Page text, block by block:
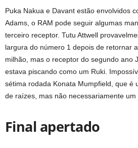
Puka Nakua e Davant estão envolvidos
Adams, o RAM pode seguir algumas
terceiro receptor. Tutu Attwell
largura do número 1 depois de retornar
milhão, mas o receptor do segundo ano
estava piscando como um Ruki.
sétima rodada Konata Mumpfield, que é
de raízes, mas não necessariamente
Final apertado